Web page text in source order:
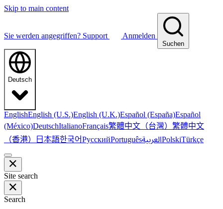
Skip to main content
Sie werden angegriffen? Support Anmelden
Suchen
Deutsch
EnglishEnglish (U.S.)English (U.K.)Español (España)Español
(México)DeutschItalianoFrançais繁體中文（台灣） 繁體中文
（香港） 日本語한국어РусскийPortuguêsالعربيةPolskiTürkçe
Site search
Search